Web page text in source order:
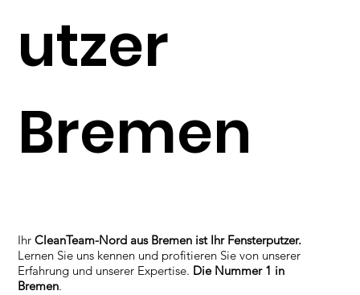
utzer
Bremen
IhrCleanTeam-Nord aus Bremen ist Ihr Fensterputzer.
Lernen Sie uns kennen und profitieren Sie von unserer
Erfahrung und unserer Expertise. Die Nummer 1 in
Bremen.